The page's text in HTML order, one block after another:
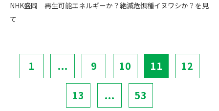
NHK盛岡 再生可能エネルギーか？絶滅危惧種イヌワシか？を見
て
1 ... 9 10 11 12
13 ... 53